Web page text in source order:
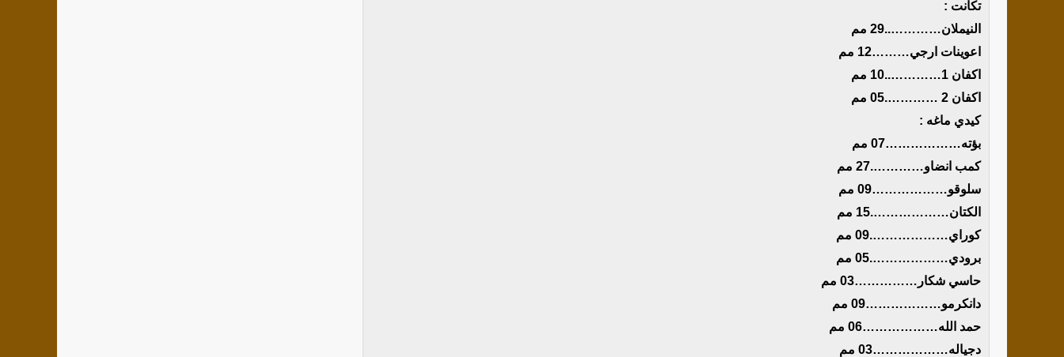
تكانت :
النيملان…………..29 مم
اعوينات ارجي………12 مم
اكفان 1…………..10 مم
اكفان 2 ………….05 مم
كيدي ماغه :
بؤته………………07 مم
كمب انضاو………….27 مم
سلوقو………………09 مم
الكتان……………….15 مم
كوراي……………….09 مم
برودي……………….05 مم
حاسي شكار……………03 مم
دانكرمو………………09 مم
حمد الله………………06 مم
دجياله………………03 مم